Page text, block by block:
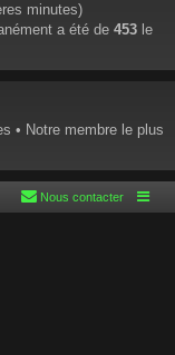
minutes)
a été de 453 le
• Notre membre le plus
Nous contacter